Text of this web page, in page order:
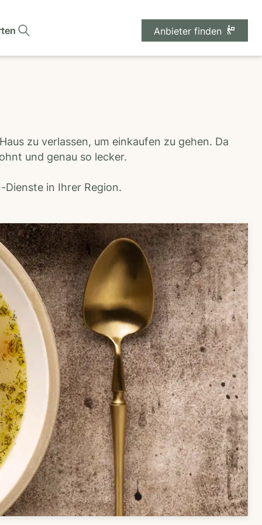
Anbieter finden
zu verlassen, um einkaufen zu gehen. Da
und genau so lecker.
Dienste in Ihrer Region.